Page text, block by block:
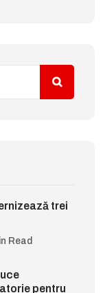
trei
Read
pentru